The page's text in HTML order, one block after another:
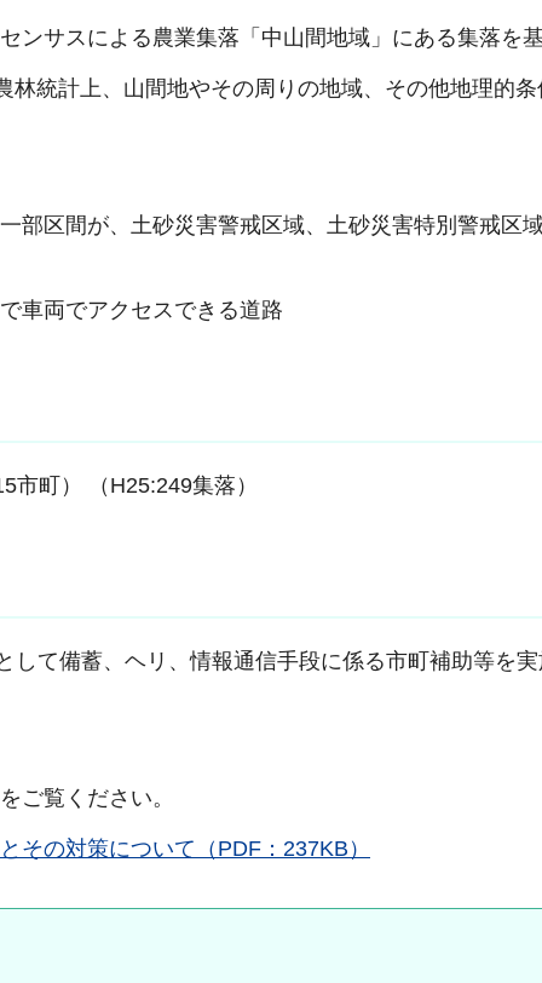
ンサスによる農業集落「中山間地域」にある集落を基
統計上、山間地やその周りの地域、その他地理的
部区間が、土砂災害警戒区域、土砂災害特別警戒区
車両でアクセスできる道路
市町） （H25:249集落）
て備蓄、ヘリ、情報通信手段に係る市町補助等を
ご覧ください。
その対策について（PDF：237KB）